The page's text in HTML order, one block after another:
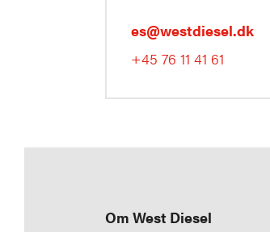
es@westdiesel.dk
+45 76 11 41 61
Om West Diesel